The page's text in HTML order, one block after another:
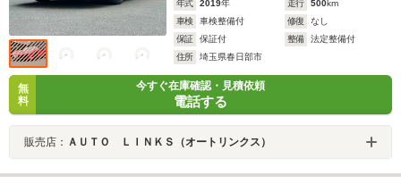
年式 2019年 走行 500km
車検
車検整備付 修復
なし
保証
保証付 整備
法定整備付
住所
埼玉県春日部市
無
料
今すぐ在庫確認・見積依頼
電話する
販売店： ＡＵＴＯ ＬＩＮＫＳ（オートリンクス）